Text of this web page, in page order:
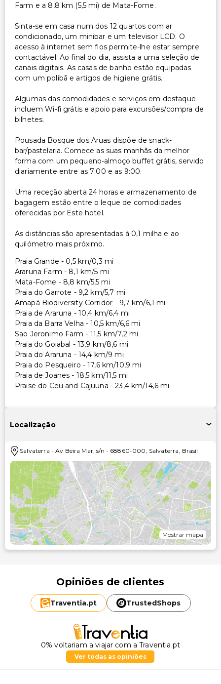
Farm e a 8,8 km (5,5 mi) de Mata-Fome.
Sinta-se em casa num dos 12 quartos com ar
condicionado, um minibar e um televisor LCD. O
acesso à internet sem fios permite-lhe estar sempre
contactável. Ao final do dia, assista a uma seleção de
canais digitais. As casas de banho estão equipadas
com um polibã e artigos de higiene grátis.
Algumas das comodidades e serviços em destaque
incluem Wi-fi grátis e apoio para excursões/compra de
bilhetes.
Pousada Bosque dos Aruas dispõe de snack-
bar/pastelaria. Comece as suas manhãs da melhor
forma com um pequeno-almoço buffet grátis, servido
diariamente entre as 7:00 e as 9:00.
Uma receção aberta 24 horas e armazenamento de
bagagem estão entre o leque de comodidades
oferecidas por Este hotel.
As distâncias são apresentadas à 0,1 milha e ao
quilómetro mais próximo.
Praia Grande - 0,5 km/0,3 mi
Araruna Farm - 8,1 km/5 mi
Mata-Fome - 8,8 km/5,5 mi
Praia do Garrote - 9,2 km/5,7 mi
Amapá Biodiversity Corridor - 9,7 km/6,1 mi
Praia de Araruna - 10,4 km/6,4 mi
Praia da Barra Velha - 10,5 km/6,6 mi
Sao Jeronimo Farm - 11,5 km/7,2 mi
Praia do Goiabal - 13,9 km/8,6 mi
Praia do Araruna - 14,4 km/9 mi
Praia do Pesqueiro - 17,6 km/10,9 mi
Praia de Joanes - 18,5 km/11,5 mi
Praise do Ceu and Cajuuna - 23,4 km/14,6 mi
Localização
Salvaterra -Av Beira Mar, s/n - 68860-000, Salvaterra, Brasil
Mostrar mapa
Opiniões de clientes
Traventia.pt TrustedShops
0% voltariam a viajar com a Traventia.pt
Ver todas as opiniões